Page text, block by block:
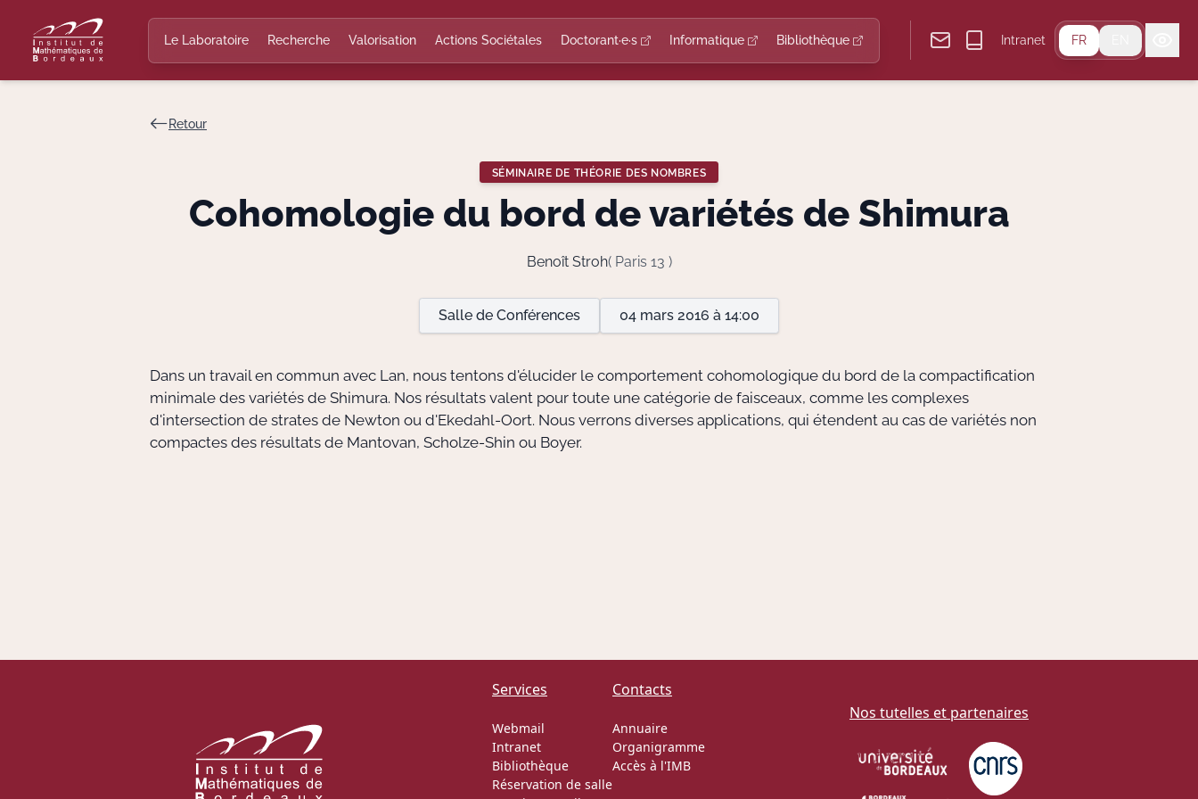
Le Laboratoire Recherche Valorisation Actions Sociétales Doctorant·e·s Informatique Bibliothèque Intranet FR
Retour
SÉMINAIRE DE THÉORIE DES NOMBRES
Cohomologie du bord de variétés de Shimura
Benoît Stroh( Paris 13 )
Salle de Conférences 04 mars 2016 à 14:00
Dans un travail en commun avec Lan, nous tentons d'élucider le comportement cohomologique du bord de la compactification
minimale des variétés de Shimura. Nos résultats valent pour toute une catégorie de faisceaux, comme les complexes
d'intersection de strates de Newton ou d'Ekedahl-Oort. Nous verrons diverses applications, qui étendent au cas de variétés non
compactes des résultats de Mantovan, Scholze-Shin ou Boyer.
Services
Webmail
Intranet
Bibliothèque
Réservation de salle
Contacts
Annuaire
Organigramme
Accès à l'IMB
Nos tutelles et partenaires